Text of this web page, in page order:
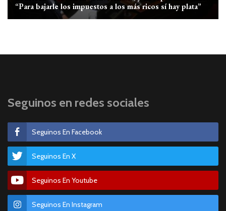
“Para bajarle los impuestos a los más ricos sí hay plata”
Seguinos en redes sociales
Seguinos En Facebook
Seguinos En X
Seguinos En Youtube
Seguinos En Instagram